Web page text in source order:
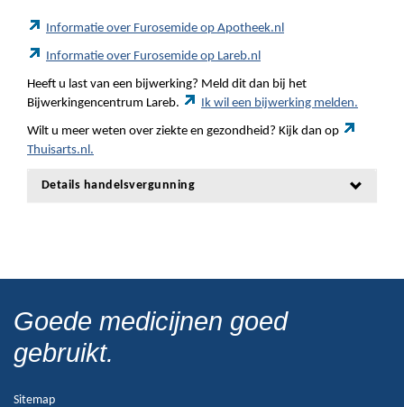
Informatie over Furosemide op Apotheek.nl
Informatie over Furosemide op Lareb.nl
Heeft u last van een bijwerking? Meld dit dan bij het
Bijwerkingencentrum Lareb.
Ik wil een bijwerking melden.
Wilt u meer weten over ziekte en gezondheid? Kijk dan op
Thuisarts.nl.
Details handelsvergunning
Goede medicijnen goed
gebruikt.
Sitemap